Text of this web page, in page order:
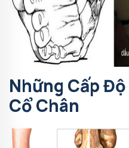
Những Cấp
Cổ Chân